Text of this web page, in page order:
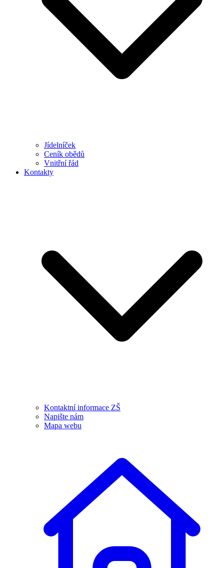
Jídelníček
Ceník obědů
Vnitřní řád
Kontakty
Kontaktní informace ZŠ
Napište nám
Mapa webu